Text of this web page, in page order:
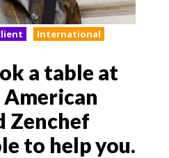
International
a table at
Zenchef
to help you.